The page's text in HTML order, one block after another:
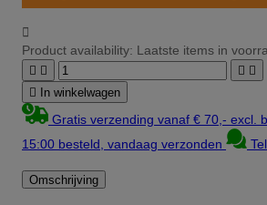

Product availability: Laatste items in
   
 In winkelwagen
Gratis verzending vanaf € 70,- excl.
15:00 besteld, vandaag verzonden
Omschrijving